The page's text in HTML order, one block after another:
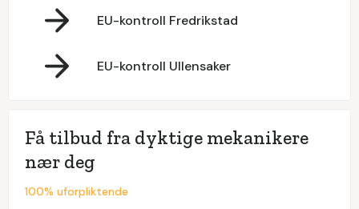
EU-kontroll Fredrikstad
EU-kontroll Ullensaker
Få tilbud fra dyktige mekanikere
nær deg
100% uforpliktende